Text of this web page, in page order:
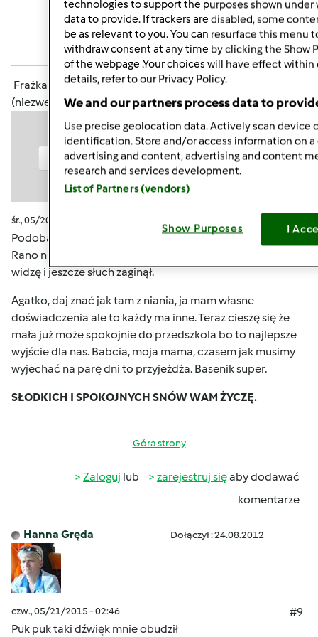
Zaloguj lub zarejestruj sięaby dodawać
komentarze
Frażka
(niezweryfikowany)
śr., 05/20/2015 - 19:10
Podobają się mi te Nietoperki, bo ja sowa-nietoperek.
Rano nie do życia i do tego bez okularów to daleko nie
widzę i jeszcze słuch zaginął.
Agatko, daj znać jak tam z niania, ja mam własne
doświadczenia ale to każdy ma inne. Teraz cieszę się że
mała już może spokojnie do przedszkola bo to najlepsze
wyjście dla nas. Babcia, moja mama, czasem jak musimy
wyjechać na parę dni to przyjeżdża. Basenik super.
SŁODKICH I SPOKOJNYCH SNÓW WAM ŻYCZĘ.
Góra strony
Zaloguj lub zarejestruj sięaby dodawać
komentarze
Hanna Gręda Dołączył : 24.08.2012
czw., 05/21/2015 - 02:46
#9
Puk puk taki dźwięk mnie obudził
technologies to support the purposes shown under
data to provide. If trackers are disabled, some
be as relevant to you. You can resurface this menu
withdraw consent at any time by clicking the Show
of the webpage .Your choices will have effect within
details, refer to our Privacy Policy.
We and our partners process data to
Use precise geolocation data. Actively scan device
identification. Store and/or access information on a
advertising and content, advertising and content
research and services development.
List of Partners (vendors)
Show Purposes I